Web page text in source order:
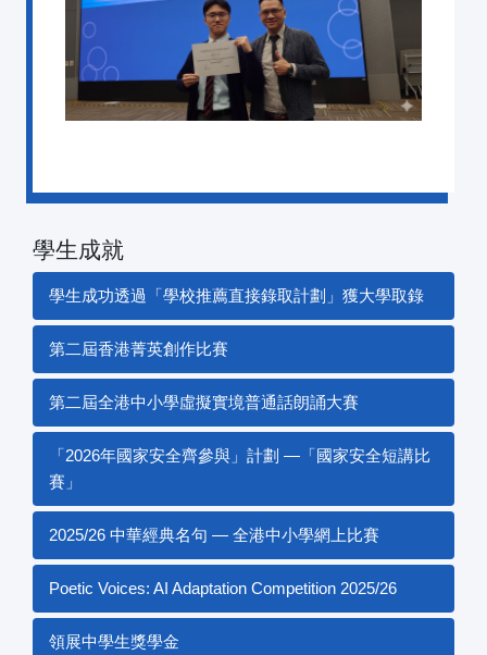
學生成就
學生成功透過「學校推薦直接錄取計劃」獲大學取錄
第二屆香港菁英創作比賽
第二屆全港中小學虛擬實境普通話朗誦大賽
「2026年國家安全齊參與」計劃 —「國家安全短講比
賽」
2025/26 中華經典名句 — 全港中小學網上比賽
Poetic Voices: AI Adaptation Competition 2025/26
領展中學生獎學金